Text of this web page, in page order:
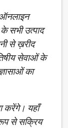
सभी उत्पाद
से ख़रीद
सेवाओं के
का
करेंगे। यहाँ
रूप से सक्रिय